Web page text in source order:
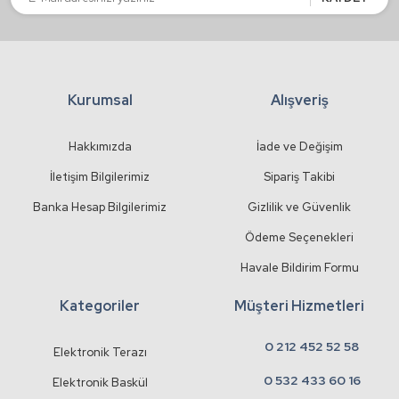
Kurumsal
Hakkımızda
İletişim Bilgilerimiz
Banka Hesap Bilgilerimiz
Alışveriş
İade ve Değişim
Sipariş Takibi
Gizlilik ve Güvenlik
Ödeme Seçenekleri
Havale Bildirim Formu
Kategoriler
Elektronik Terazı
Elektronik Baskül
Müşteri Hizmetleri
0 212 452 52 58
0 532 433 60 16